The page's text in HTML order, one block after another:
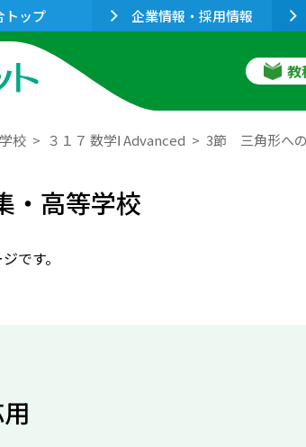
トップ 企業情報・採用情報
教
校 ３１７ 数学Ⅰ Advanced 3節 三角形へ
・高等学校
です。